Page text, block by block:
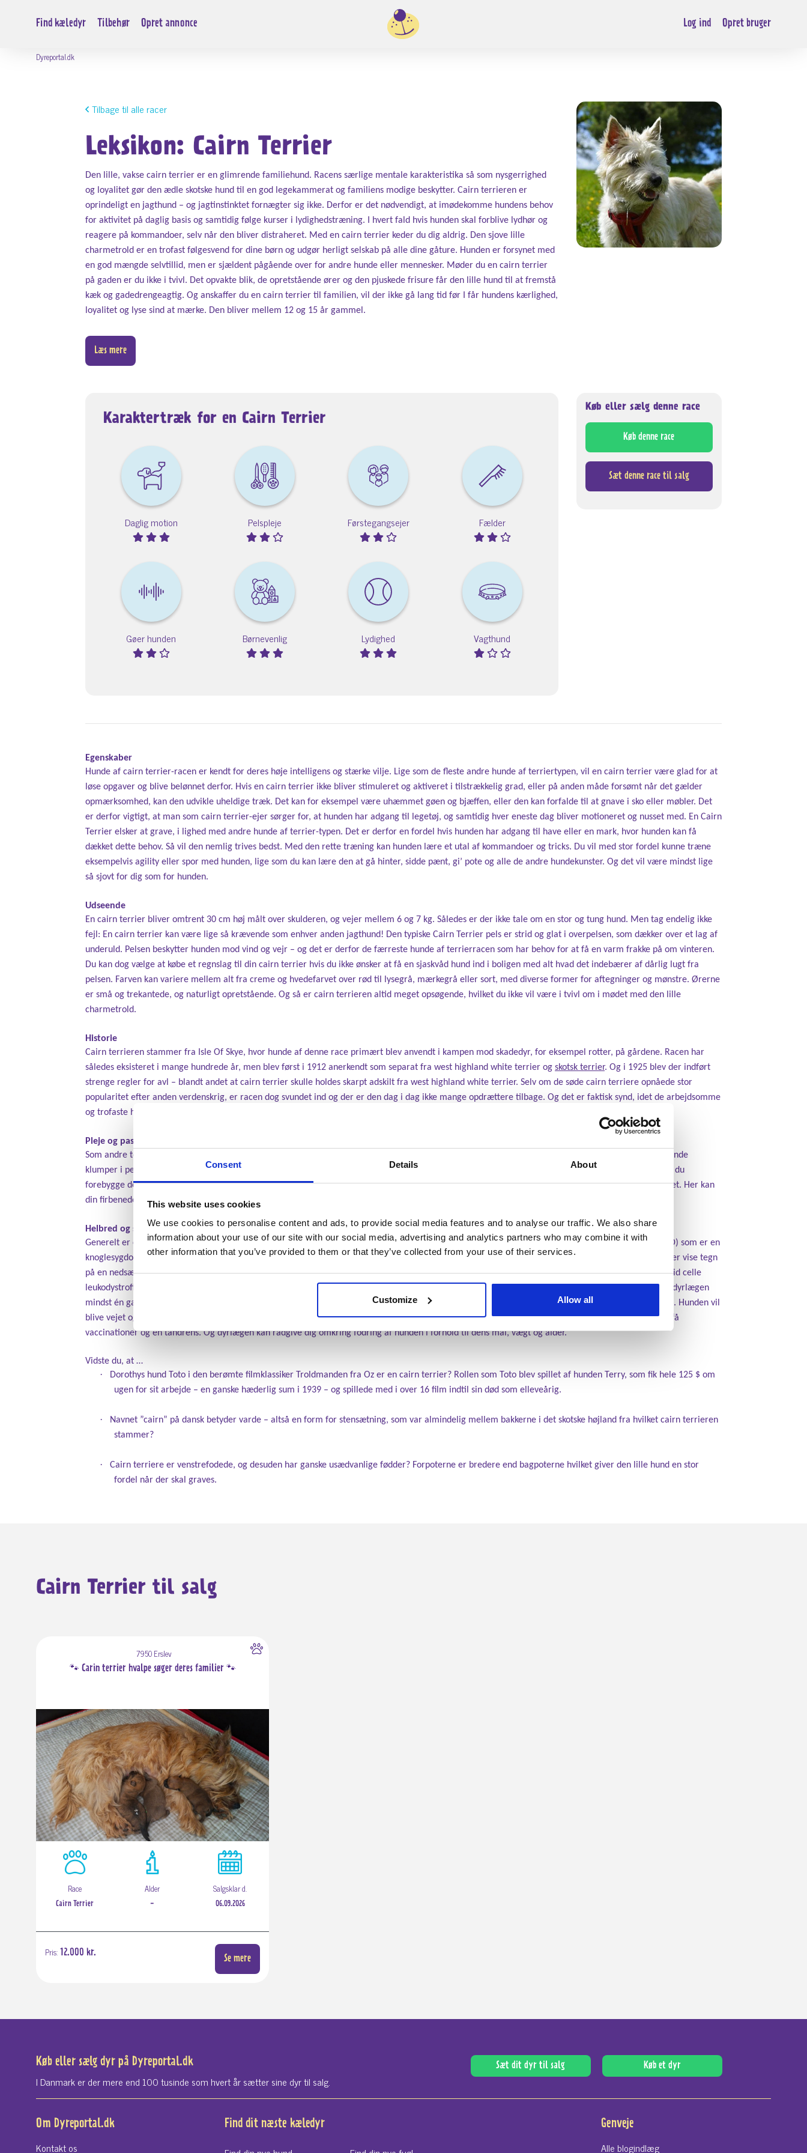
Consent Details About
This website uses cookies
We use cookies to personalise content and ads, to provide social media features and to analyse our traffic. We also share
information about your use of our site with our social media, advertising and analytics partners who may combine it with
other information that you’ve provided to them or that they’ve collected from your use of their services.
Customize Allow all
Log ind Opret bruger
Find kæledyr Tilbehør Opret annonce
Dyreportal.dk
Tilbage til alle racer
Leksikon: Cairn Terrier
Den lille, vakse cairn terrier er en glimrende familiehund. Racens særlige mentale karakteristika så som nysgerrighed
og loyalitet gør den ædle skotske hund til en god legekammerat og familiens modige beskytter. Cairn terrieren er
oprindeligt en jagthund – og jagtinstinktet fornægter sig ikke. Derfor er det nødvendigt, at imødekomme hundens behov
for aktivitet på daglig basis og samtidig følge kurser i lydighedstræning. I hvert fald hvis hunden skal forblive lydhør og
reagere på kommandoer, selv når den bliver distraheret. Med en cairn terrier keder du dig aldrig. Den sjove lille
charmetrold er en trofast følgesvend for dine børn og udgør herligt selskab på alle dine gåture. Hunden er forsynet med
en god mængde selvtillid, men er sjældent pågående over for andre hunde eller mennesker. Møder du en cairn terrier
på gaden er du ikke i tvivl. Det opvakte blik, de opretstående ører og den pjuskede frisure får den lille hund til at fremstå
kæk og gadedrengeagtig. Og anskaffer du en cairn terrier til familien, vil der ikke gå lang tid før I får hundens kærlighed,
loyalitet og lyse sind at mærke. Den bliver mellem 12 og 15 år gammel.
Læs mere
Karaktertræk for en Cairn Terrier
Daglig motion Pelspleje Førstegangsejer Fælder
Gøer hunden Børnevenlig Lydighed Vagthund
Køb eller sælg denne race
Køb denne race
Sæt denne race til salg
Egenskaber
Hunde af cairn terrier-racen er kendt for deres høje intelligens og stærke vilje. Lige som de fleste andre hunde af terriertypen, vil en cairn terrier være glad for at
løse opgaver og blive belønnet derfor. Hvis en cairn terrier ikke bliver stimuleret og aktiveret i tilstrækkelig grad, eller på anden måde forsømt når det gælder
opmærksomhed, kan den udvikle uheldige træk. Det kan for eksempel være uhæmmet gøen og bjæffen, eller den kan forfalde til at gnave i sko eller møbler. Det
er derfor vigtigt, at man som cairn terrier-ejer sørger for, at hunden har adgang til legetøj, og samtidig hver eneste dag bliver motioneret og nusset med. En Cairn
Terrier elsker at grave, i lighed med andre hunde af terrier-typen. Det er derfor en fordel hvis hunden har adgang til have eller en mark, hvor hunden kan få
dækket dette behov. Så vil den nemlig trives bedst. Med den rette træning kan hunden lære et utal af kommandoer og tricks. Du vil med stor fordel kunne træne
eksempelvis agility eller spor med hunden, lige som du kan lære den at gå hinter, sidde pænt, gi’ pote og alle de andre hundekunster. Og det vil være mindst lige
så sjovt for dig som for hunden.
Udseende
En cairn terrier bliver omtrent 30 cm høj målt over skulderen, og vejer mellem 6 og 7 kg. Således er der ikke tale om en stor og tung hund. Men tag endelig ikke
fejl: En cairn terrier kan være lige så krævende som enhver anden jagthund! Den typiske Cairn Terrier pels er strid og glat i overpelsen, som dækker over et lag af
underuld. Pelsen beskytter hunden mod vind og vejr – og det er derfor de færreste hunde af terrierracen som har behov for at få en varm frakke på om vinteren.
Du kan dog vælge at købe et regnslag til din cairn terrier hvis du ikke ønsker at få en sjaskvåd hund ind i boligen med alt hvad det indebærer af dårlig lugt fra
pelsen. Farven kan variere mellem alt fra creme og hvedefarvet over rød til lysegrå, mærkegrå eller sort, med diverse former for aftegninger og mønstre. Ørerne
er små og trekantede, og naturligt opretstående. Og så er cairn terrieren altid meget opsøgende, hvilket du ikke vil være i tvivl om i mødet med den lille
charmetrold.
Historie
Cairn terrieren stammer fra Isle Of Skye, hvor hunde af denne race primært blev anvendt i kampen mod skadedyr, for eksempel rotter, på gårdene. Racen har
således eksisteret i mange hundrede år, men blev først i 1912 anerkendt som separat fra west highland white terrier og skotsk terrier. Og i 1925 blev der indført
strenge regler for avl – blandt andet at cairn terrier skulle holdes skarpt adskilt fra west highland white terrier. Selv om de søde cairn terriere opnåede stor
popularitet efter anden verdenskrig, er racen dog svundet ind og der er den dag i dag ikke mange opdrættere tilbage. Og det er faktisk synd, idet de arbejdsomme
og trofaste hunde ikke blot er herlige kompagnoner, men også repræsenterer en del af den britiske kulturarv.
Pleje og pasning
Som andre terrier-hunde vil en cairn terrier kræve regelmæssig børstning af den stride overpels mindst en gang om ugen. Dette for at forebygge filtrende
klumper i pelsen, og for at undgå hår over hele huset i fældningsperioden. Du bør børste tænder på hunden en til to gange om ugen. På den måde kan du
forebygge de værste tandlidelser så som karies, parodontose og tandsten. Det anbefales, at du tillige tager din hund med på salon et par gange om året. Her kan
din firbenede ven få trimmet såvel pels som negle. Og hvis din cairn terrier er som terriere er flest, vil den sikkert trænge til et dejligt varmt bad.
Helbred og sundhed
Generelt er cairn terrier en sund hunderace, med tendens til ganske få arvelige sygdomme. Blandt disse kan nævnes Legg-Calve-Perthes disease (LCPD) som er en
knoglesygdom, der forårsager nedbrydning af lårbensknoglens kugleformede hoved, og som kræver kirurgi. Din hund kan også allerede fra en ung alder vise tegn
på en nedsættelse af leverfunktionen, som går under navnet portosystemisk shunt. Og endelig kan hunden i sjældne tilfælde være disponeret for globoid celle
leukodystrofi (GCL), også kaldet Krabbes Sygdom, en alvorlig arvelig sygdom som påvirker nervesystemet. Du bør altid sørge for at hunden kommer til dyrlægen
mindst én gang om året. Det årlige besøg giver din dyrlæge mulighed for at følge hundens sundhedstilstand og spore ansatser til diverse dårligdomme. Hunden vil
blive vejet og få tjekket sin temperatur, og senior-hunde vil tillige få taget en blodprøve. I forbindelse med dyrlægebesøget vil hunden samtidig kunne få
vaccinationer og en tandrens. Og dyrlægen kan rådgive dig omkring fodring af hunden i forhold til dens mål, vægt og alder.
Vidste du, at …
· Dorothys hund Toto i den berømte filmklassiker Troldmanden fra Oz er en cairn terrier? Rollen som Toto blev spillet af hunden Terry, som fik hele 125 $ om
ugen for sit arbejde – en ganske hæderlig sum i 1939 – og spillede med i over 16 film indtil sin død som elleveårig.
· Navnet ”cairn” på dansk betyder varde – altså en form for stensætning, som var almindelig mellem bakkerne i det skotske højland fra hvilket cairn terrieren
stammer?
· Cairn terriere er venstrefodede, og desuden har ganske usædvanlige fødder? Forpoterne er bredere end bagpoterne hvilket giver den lille hund en stor
fordel når der skal graves.
Cairn Terrier til salg
7950 Erslev
🐾 Carin terrier hvalpe søger deres familier 🐾
Race
Cairn Terrier
Alder
-
Salgsklar d.
06.09.2026
Pris: 12.000 kr.
Se mere
Køb eller sælg dyr på Dyreportal.dk
I Danmark er der mere end 100 tusinde som hvert år sætter sine dyr til salg.
Sæt dit dyr til salg Køb et dyr
Om Dyreportal.dk
Kontakt os
Find dit næste kæledyr Genveje
Alle blogindlæg